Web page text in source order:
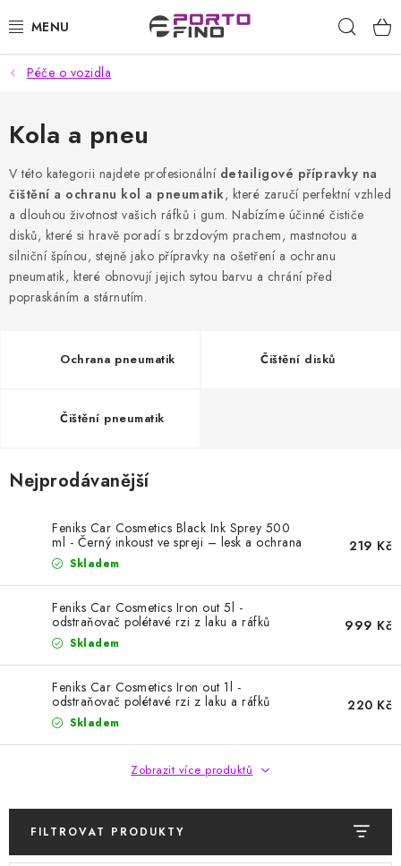
na
CHEMIE A PÉČE O VOZIDLA
PŘÍSLUŠENSTVÍ A ND K AUTOMYČKÁM
VYSOKOTLAKÉ A ČISTÍCÍ STROJE
VYSAVAČE, TEPOVAČE
PŘÍSLUŠENSTVÍ
DOMÁCNOST A ZAHRADA
CHEMIE - BEZKONTAKTNÍ MYČKY
Obchodní podmínky
Podmínky ochrany osobních údajů
Péče o vozidla
Kola a pneu
V této kategorii najdete profesionální detailigové přípravky na
čištění a ochranu kol a pneumatik, které zaručí perfektní vzhled
a dlouhou životnost vašich ráfků i gum. Nabízíme účinné čističe
disků, které si hravě poradí s brzdovým prachem, mastnotou a
silniční špínou, stejně jako přípravky na ošetření a ochranu
pneumatik, které obnovují jejich sytou barvu a chrání před
popraskáním a stárnutím.
Ochrana pneumatik Čištění disků
Čištění pneumatik
Nejprodávanější
Feniks Car Cosmetics Black Ink Sprey 500
ml - Černý inkoust ve spreji – lesk a ochrana
pneumatik
Skladem
219 Kč
Feniks Car Cosmetics Iron out 5l -
odstraňovač polétavé rzi z laku a ráfků
Skladem
999 Kč
Feniks Car Cosmetics Iron out 1l -
odstraňovač polétavé rzi z laku a ráfků
Skladem
220 Kč
Zobrazit více produktů
FILTROVAT PRODUKTY